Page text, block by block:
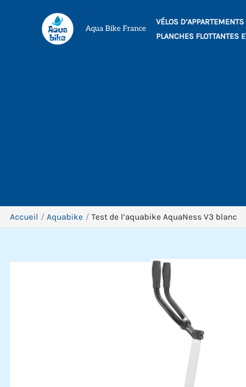
Aqua Bike France
VÉLOS D’APPARTEMENTS
PLANCHES FLOTTANTES
Accueil Aquabike Test de l’aquabike AquaNess V3 blanc